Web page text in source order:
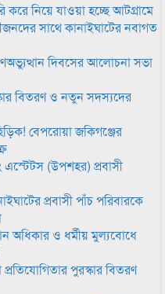
নিয়ে যাওয়া হচ্ছে আটগ্রামে
সাথে কানাইঘাটের নবাগত
দিবসের আলোচনা সভা
বিতরণ ও নতুন সদস্যদের
বেপরোয়া জকিগঞ্জের
এস্টেটস (উপশহর) প্রবাসী
প্রবাসী পাঁচ পরিবারকে
অধিকার ও ধর্মীয় মুল্যবোধে
প্রতিযোগিতার পুরস্কার বিতরণ